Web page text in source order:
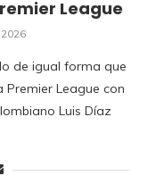
League
de igual forma que
Premier League con
Luis Díaz